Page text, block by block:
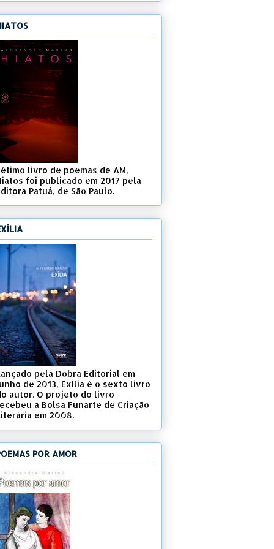
livro de poemas de AM,
foi publicado em 2017 pela
Patuá, de São Paulo.
pela Dobra Editorial em
de 2013, Exília é o sexto livro
autor. O projeto do livro
a Bolsa Funarte de Criação
em 2008.
POR AMOR